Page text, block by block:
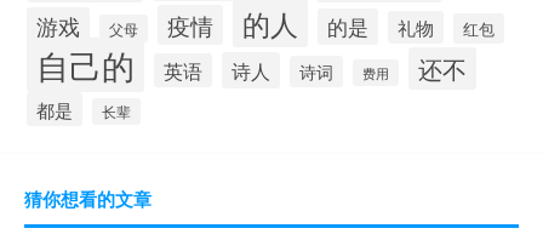
游戏 父母 疫情 的人 的是 礼物 红包
自己的 英语 诗人 诗词 费用 还不
都是 长辈
猜你想看的文章